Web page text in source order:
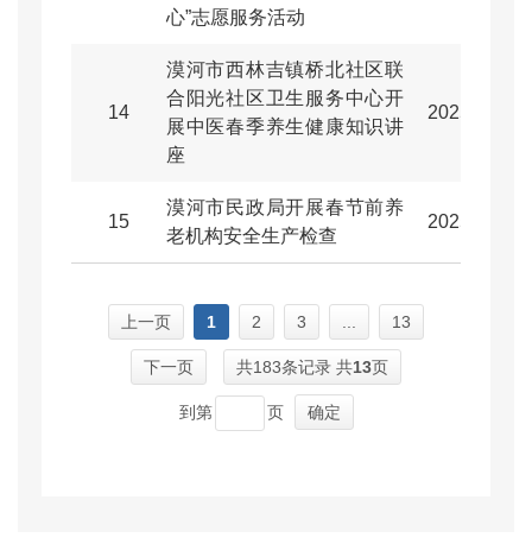
心”志愿服务活动
14
漠河市西林吉镇桥北社区联
合阳光社区卫生服务中心开
展中医春季养生健康知识讲
座
2025-02-27
15
漠河市民政局开展春节前养
老机构安全生产检查
2025-01-22
上一页 1 2 3 13
下一页 共183条记录 共13页
到第 页 确定